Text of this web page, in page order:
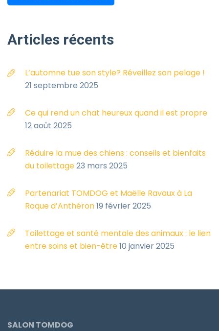
Articles récents
L’automne tue son style? Réveillez son pelage !
21 septembre 2025
Ce qui rend un chat heureux quand il est propre
12 août 2025
Réduire la mue des chiens : conseils et bienfaits
du toilettage23 mars 2025
Partenariat TOMDOG et Maëlle Ravaux à La
Roque d’Anthéron19 février 2025
Toilettage et santé mentale des animaux : le lien
entre soins et bien-être10 janvier 2025
SALON TOMDOG